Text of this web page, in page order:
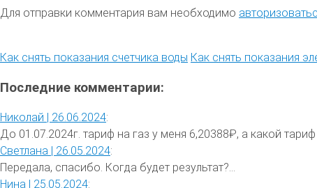
Для отправки комментария вам необходимо
Как снять показания счетчика воды Как снять показания
Последние комментарии:
Николай | 26.06.2024:
До 01.07.2024г. тариф на газ у меня 6,20388₽, а какой тариф
Светлана | 26.05.2024:
Передала, спасибо. Когда будет результат?...
Нина | 25.05.2024: